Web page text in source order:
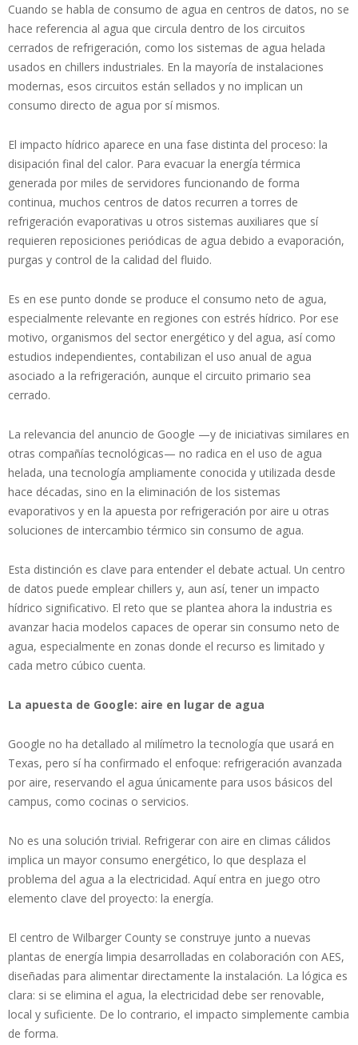
Cuando se habla de consumo de agua en centros de datos, no se
hace referencia al agua que circula dentro de los circuitos
cerrados de refrigeración, como los sistemas de agua helada
usados en chillers industriales. En la mayoría de instalaciones
modernas, esos circuitos están sellados y no implican un
consumo directo de agua por sí mismos.
El impacto hídrico aparece en una fase distinta del proceso: la
disipación final del calor. Para evacuar la energía térmica
generada por miles de servidores funcionando de forma
continua, muchos centros de datos recurren a torres de
refrigeración evaporativas u otros sistemas auxiliares que sí
requieren reposiciones periódicas de agua debido a evaporación,
purgas y control de la calidad del fluido.
Es en ese punto donde se produce el consumo neto de agua,
especialmente relevante en regiones con estrés hídrico. Por ese
motivo, organismos del sector energético y del agua, así como
estudios independientes, contabilizan el uso anual de agua
asociado a la refrigeración, aunque el circuito primario sea
cerrado.
La relevancia del anuncio de Google —y de iniciativas similares en
otras compañías tecnológicas— no radica en el uso de agua
helada, una tecnología ampliamente conocida y utilizada desde
hace décadas, sino en la eliminación de los sistemas
evaporativos y en la apuesta por refrigeración por aire u otras
soluciones de intercambio térmico sin consumo de agua.
Esta distinción es clave para entender el debate actual. Un centro
de datos puede emplear chillers y, aun así, tener un impacto
hídrico significativo. El reto que se plantea ahora la industria es
avanzar hacia modelos capaces de operar sin consumo neto de
agua, especialmente en zonas donde el recurso es limitado y
cada metro cúbico cuenta.
La apuesta de Google: aire en lugar de agua
Google no ha detallado al milímetro la tecnología que usará en
Texas, pero sí ha confirmado el enfoque: refrigeración avanzada
por aire, reservando el agua únicamente para usos básicos del
campus, como cocinas o servicios.
No es una solución trivial. Refrigerar con aire en climas cálidos
implica un mayor consumo energético, lo que desplaza el
problema del agua a la electricidad. Aquí entra en juego otro
elemento clave del proyecto: la energía.
El centro de Wilbarger County se construye junto a nuevas
plantas de energía limpia desarrolladas en colaboración con AES,
diseñadas para alimentar directamente la instalación. La lógica es
clara: si se elimina el agua, la electricidad debe ser renovable,
local y suficiente. De lo contrario, el impacto simplemente cambia
de forma.